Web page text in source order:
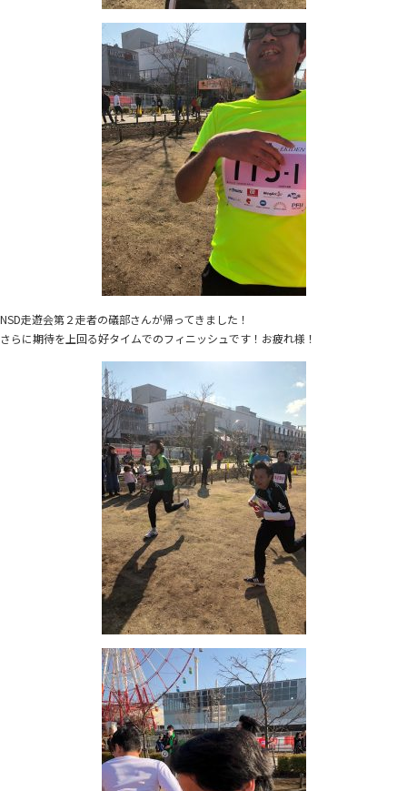
NSD走遊会第２走者の礒部さんが帰ってきました！
さらに期待を上回る好タイムでのフィニッシュです！お疲れ様！